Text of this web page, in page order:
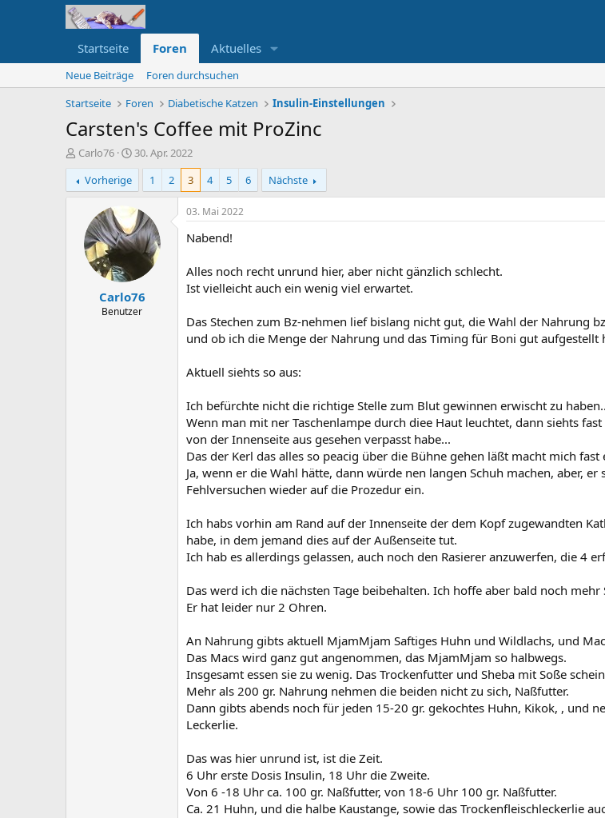
Startseite Foren Aktuelles
Neue Beiträge
Foren durchsuchen
Startseite
Foren Diabetische Katzen Insulin-Einstellungen
Carsten's Coffee mit ProZinc
E
r
s
t
Carlo76
E
r
t
e
l
l
t
m
30. Apr. 2022
Vorherige
1 2 3 4 5 6 Nächste
Carlo76
Benutzer
03. Mai 2022
Nabend!
Alles noch recht unrund hier, aber nicht gänzlich schlecht.
Ist vielleicht auch ein wenig viel erwartet.
Das Stechen zum Bz-nehmen lief bislang nicht gut, die Wahl der Nahrung
und ob ich die Menge der Nahrung und das Timing für Boni gut
Aktuell siehts so aus:
Ich befürchte nicht die richtige Stelle zum Blut gewinnen erwischt zu
Wenn man mit ner Taschenlampe durch diee Haut leuchtet, dann siehts
von der Innenseite aus gesehen verpasst habe...
Das der Kerl das alles so peacig über die Bühne gehen läßt macht mich fast
Ja, wenn er die Wahl hätte, dann würde nen langen Schuh machen, aber,
Fehlversuchen wieder auf die Prozedur ein.
Ich habs vorhin am Rand auf der Innenseite der dem Kopf zugewandten
habe, in dem jemand dies auf der Außenseite tut.
Ich hab es allerdings gelassen, auch noch den Rasierer anzuwerfen, die 4
Das werd ich die nächsten Tage beibehalten. Ich hoffe aber bald noch
Er hat leider nur 2 Ohren.
An Nahrung gibts aktuell MjamMjam Saftiges Huhn und Wildlachs, und
Das Macs wird ganz gut angenommen, das MjamMjam so halbwegs.
Insgesamt essen sie zu wenig. Das Trockenfutter und Sheba mit Soße
Mehr als 200 gr. Nahrung nehmen die beiden nicht zu sich, Naßfutter.
Dann gibts abends noch für jeden 15-20 gr. gekochtes Huhn, Kikok, , und
Leckerlie.
Das was hier unrund ist, ist die Zeit.
6 Uhr erste Dosis Insulin, 18 Uhr die Zweite.
Von 6 -18 Uhr ca. 100 gr. Naßfutter, von 18-6 Uhr 100 gr. Naßfutter.
Ca. 21 Huhn, und die halbe Kaustange, sowie das Trockenfleischleckerlie